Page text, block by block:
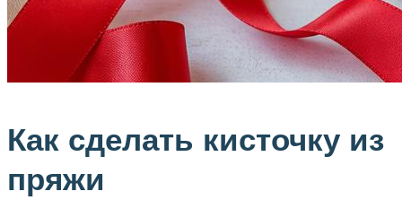
Как сделать кисточку из
пряжи